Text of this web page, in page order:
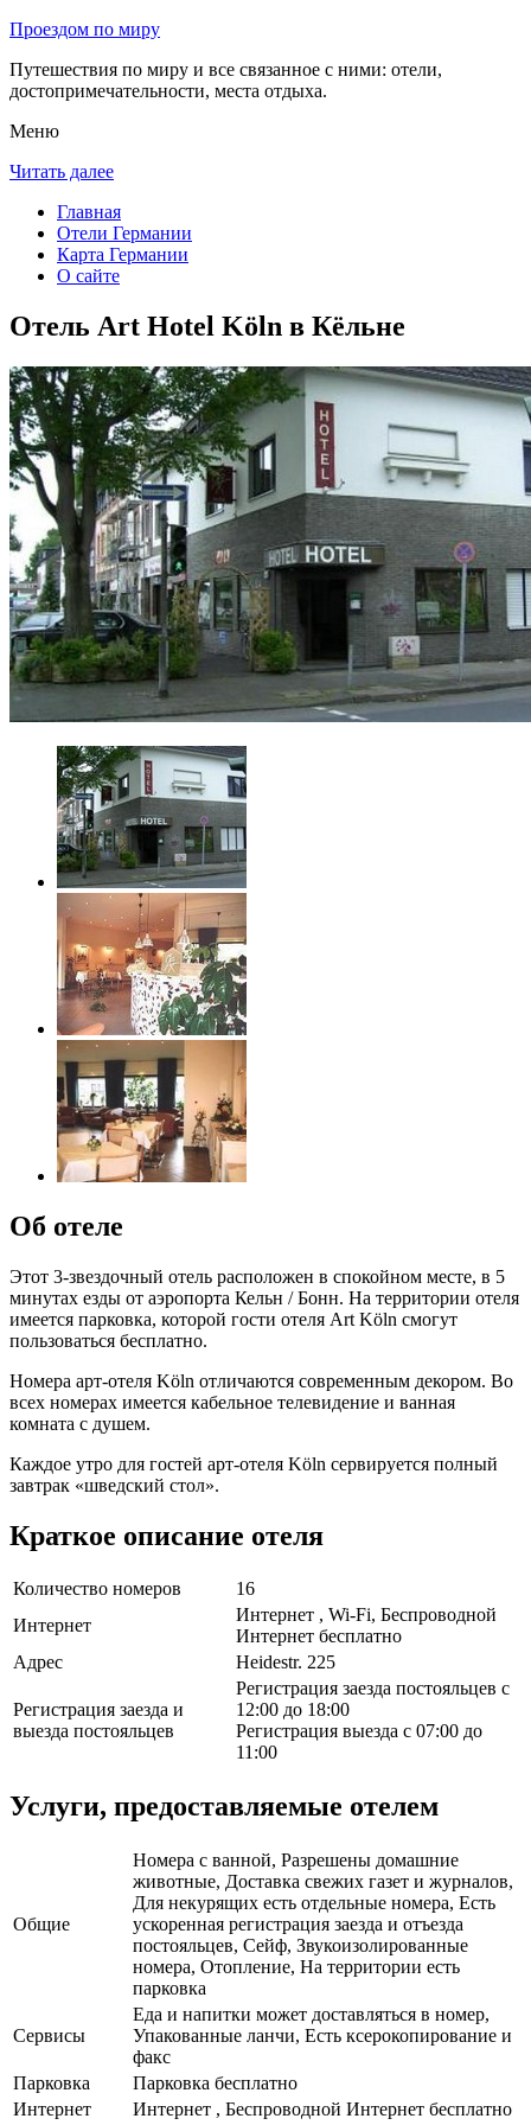
Проездом по миру
Путешествия по миру и все связанное с ними: отели,
достопримечательности, места отдыха.
Меню
Читать далее
Главная
Отели Германии
Карта Германии
О сайте
Отель Art Hotel Köln в Кёльне
Об отеле
Этот 3-звездочный отель расположен в спокойном месте, в 5
минутах езды от аэропорта Кельн / Бонн. На территории отеля
имеется парковка, которой гости отеля Art Köln смогут
пользоваться бесплатно.
Номера арт-отеля Köln отличаются современным декором. Во
всех номерах имеется кабельное телевидение и ванная
комната с душем.
Каждое утро для гостей арт-отеля Köln сервируется полный
завтрак «шведский стол».
Краткое описание отеля
Количество номеров
16
Интернет
Интернет , Wi-Fi, Беспроводной
Интернет бесплатно
Адрес
Heidestr. 225
Регистрация заезда и
выезда постояльцев
Регистрация заезда постояльцев с
12:00 до 18:00
Регистрация выезда с 07:00 до
11:00
Услуги, предоставляемые отелем
Общие
Номера с ванной, Разрешены домашние
животные, Доставка свежих газет и журналов,
Для некурящих есть отдельные номера, Есть
ускоренная регистрация заезда и отъезда
постояльцев, Сейф, Звукоизолированные
номера, Отопление, На территории есть
парковка
Сервисы
Еда и напитки может доставляться в номер,
Упакованные ланчи, Есть ксерокопирование и
факс
Парковка
Парковка бесплатно
Интернет
Интернет , Беспроводной Интернет бесплатно